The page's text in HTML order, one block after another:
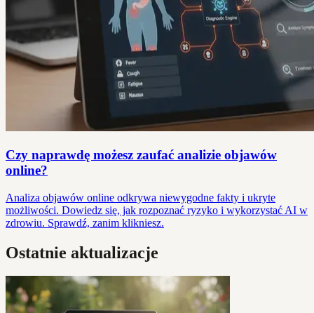
Czy naprawdę możesz zaufać analizie objawów
online?
Analiza objawów online odkrywa niewygodne fakty i ukryte
możliwości. Dowiedz się, jak rozpoznać ryzyko i wykorzystać AI w
zdrowiu. Sprawdź, zanim klikniesz.
Ostatnie aktualizacje